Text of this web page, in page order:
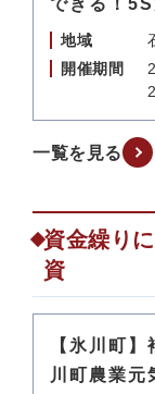
できる！5S
地域
開催期間
一覧を見る
資金繰り
資
【氷川町
川町農業元